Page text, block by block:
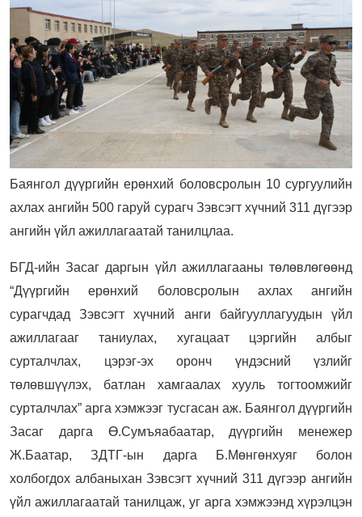
Баянгол дүүргийн ерөнхий боловсролын 10 сургуулийн
ахлах ангийн 500 гаруй сурагч Зэвсэгт хүчний 311 дүгээр
ангийн үйл ажиллагаатай танилцлаа.
БГД-ийн Засаг даргын үйл ажиллагааны төлөвлөгөөнд
“Дүүргийн ерөнхий боловсролын ахлах ангийн
сурагчдад Зэвсэгт хүчний анги байгууллагуудын үйл
ажиллагааг таниулах, хугацаат цэргийн албыг
сурталчлах, цэрэг-эх оронч үндэсний үзлийг
төлөвшүүлэх, батлан хамгаалах хууль тогтоомжийг
сурталчлах” арга хэмжээг тусгасан аж. Баянгол дүүргийн
Засаг дарга Ө.Сумъяабаатар, дүүргийн менежер
Ж.Баатар, ЗДТГ-ын дарга Б.Мөнгөнхуяг болон
холбогдох албаныхан Зэвсэгт хүчний 311 дүгээр ангийн
үйл ажиллагаатай танилцаж, уг арга хэмжээнд хүрэлцэн